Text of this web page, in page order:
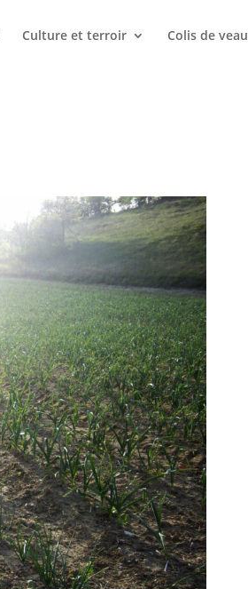
Culture et terroir Colis de veau